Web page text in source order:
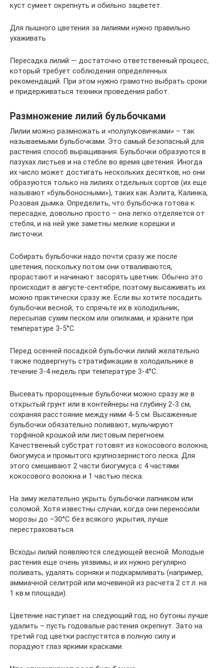
куст сумеет окрепнуть и обильно зацветет.
Для пышного цветения за лилиями нужно правильно
ухаживать
Пересадка лилий — достаточно ответственный процесс,
который требует соблюдения определенных
рекомендаций. При этом нужно грамотно выбрать сроки
и придерживаться техники проведения работ.
Размножение лилий бульбочками
Лилии можно размножать и «полулуковичками» – так
называемыми бульбочками. Это самый безопасный для
растения способ выращивания. Бульбочки образуются в
пазухах листьев и на стебле во время цветения. Иногда
их число может достигать нескольких десятков, но они
образуются только на лилиях отдельных сортов (их еще
называют «бульбоносными»), таких как Аэлита, Калинка,
Розовая дымка. Определить, что бульбочка готова к
пересадке, довольно просто – она легко отделяется от
стебля, и на ней уже заметны мелкие корешки и
листочки.
Собирать бульбочки надо почти сразу же после
цветения, поскольку потом они отваливаются,
прорастают и начинают засорять цветник. Обычно это
происходит в августе-сентябре, поэтому высаживать их
можно практически сразу же. Если вы хотите посадить
бульбочки весной, то спрячьте их в холодильник,
пересыпав сухим песком или опилками, и храните при
температуре 3-5°C.
Перед осенней посадкой бульбочки лилий желательно
также подвергнуть стратификации в холодильнике в
течение 3-4 недель при температуре 3-4°C.
Высевать пророщенные бульбочки можно сразу же в
открытый грунт или в контейнеры на глубину 2-3 см,
сохраняя расстояние между ними 4-5 см. Высаженные
бульбочки обязательно поливают, мульчируют
торфяной крошкой или листовым перегноем.
Качественный субстрат готовят из кокосового волокна,
биогумуса и промытого крупнозернистого песка. Для
этого смешивают 2 части биогумуса с 4 частями
кокосового волокна и 1 частью песка.
На зиму желательно укрыть бульбочки лапником или
соломой. Хотя известны случаи, когда они переносили
морозы до –30°C без всякого укрытия, лучше
перестраховаться.
Всходы лилий появляются следующей весной. Молодые
растения еще очень уязвимы, и их нужно регулярно
поливать, удалять сорняки и подкармливать (например,
аммиачной селитрой или мочевиной из расчета 2 ст.л. на
1 кв.м площади).
Цветение наступает на следующий год, но бутоны лучше
удалить – пусть годовалые растения окрепнут. Зато на
третий год цветки распустятся в полную силу и
порадуют глаз яркими красками.